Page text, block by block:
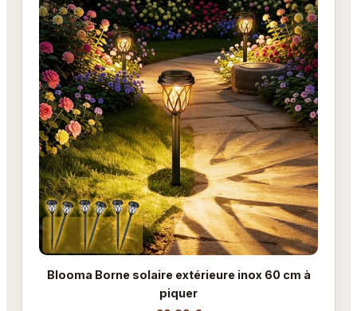
Blooma Borne solaire extérieure inox 60 cm à
piquer